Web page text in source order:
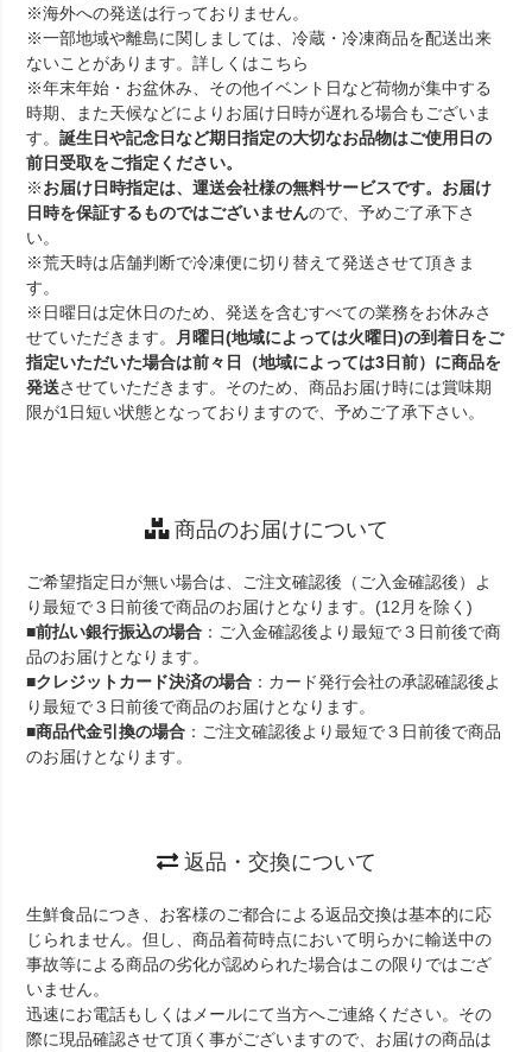
※海外への発送は行っておりません。
※一部地域や離島に関しましては、冷蔵・冷凍商品を配送出来
ないことがあります。詳しくはこちら
※年末年始・お盆休み、その他イベント日など荷物が集中する
時期、また天候などによりお届け日時が遅れる場合もございま
す。誕生日や記念日など期日指定の大切なお品物はご使用日の
前日受取をご指定ください。
※お届け日時指定は、運送会社様の無料サービスです。お届け
日時を保証するものではございませんので、予めご了承下さ
い。
※荒天時は店舗判断で冷凍便に切り替えて発送させて頂きま
す。
※日曜日は定休日のため、発送を含むすべての業務をお休みさ
せていただきます。
月曜日(地域によっては火曜日)の到着日をご
指定いただいた場合は前々日（地域によっては3日前）に商品を
発送させていただきます。そのため、商品お届け時には賞味期
限が1日短い状態となっておりますので、予めご了承下さい。
商品のお届けについて
ご希望指定日が無い場合は、ご注文確認後（ご入金確認後）よ
り最短で３日前後で商品のお届けとなります。(12月を除く)
■前払い銀行振込の場合 ：ご入金確認後より最短で３日前後で商
品のお届けとなります。
■クレジットカード決済の場合 ：カード発行会社の承認確認後よ
り最短で３日前後で商品のお届けとなります。
■商品代金引換の場合 ：ご注文確認後より最短で３日前後で商品
のお届けとなります。
返品・交換について
生鮮食品につき、お客様のご都合による返品交換は基本的に応
じられません。但し、商品着荷時点において明らかに輸送中の
事故等による商品の劣化が認められた場合はこの限りではござ
いません。
迅速にお電話もしくはメールにて当方へご連絡ください。その
際に現品確認させて頂く事がございますので、お届けの商品は